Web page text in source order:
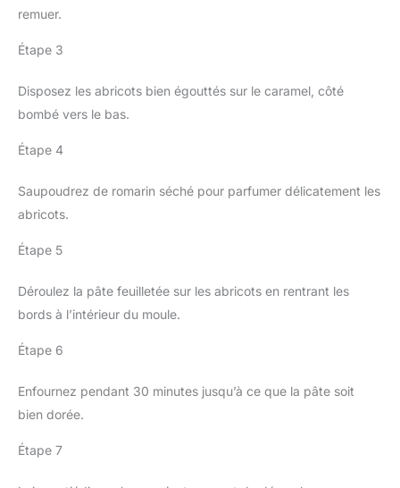
remuer.
Étape 3
Disposez les abricots bien égouttés sur le caramel, côté
bombé vers le bas.
Étape 4
Saupoudrez de romarin séché pour parfumer délicatement les
abricots.
Étape 5
Déroulez la pâte feuilletée sur les abricots en rentrant les
bords à l’intérieur du moule.
Étape 6
Enfournez pendant 30 minutes jusqu’à ce que la pâte soit
bien dorée.
Étape 7